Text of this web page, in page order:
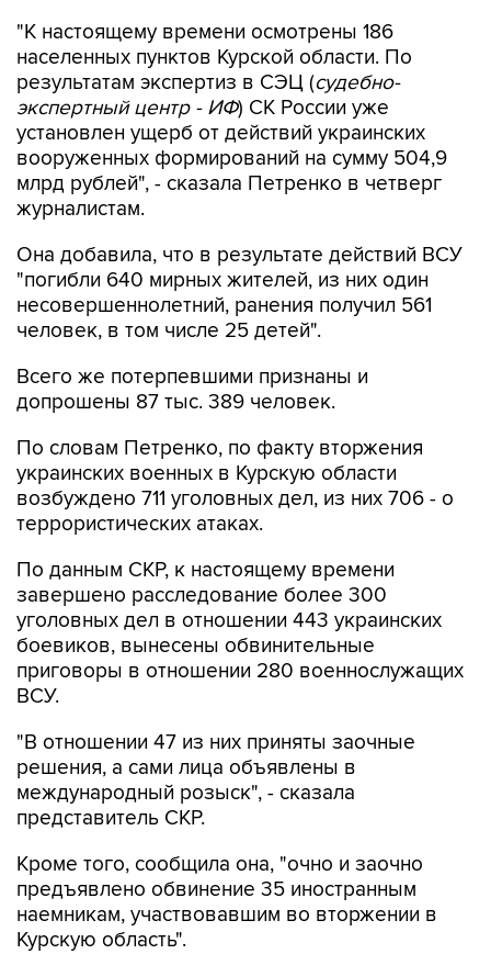
"К настоящему времени осмотрены 186
населенных пунктов Курской области. По
результатам экспертиз в СЭЦ (судебно-
экспертный центр - ИФ) СК России уже
установлен ущерб от действий украинских
вооруженных формирований на сумму 504,9
млрд рублей", - сказала Петренко в четверг
журналистам.
Она добавила, что в результате действий ВСУ
"погибли 640 мирных жителей, из них один
несовершеннолетний, ранения получил 561
человек, в том числе 25 детей".
Всего же потерпевшими признаны и
допрошены 87 тыс. 389 человек.
По словам Петренко, по факту вторжения
украинских военных в Курскую области
возбуждено 711 уголовных дел, из них 706 - о
террористических атаках.
По данным СКР, к настоящему времени
завершено расследование более 300
уголовных дел в отношении 443 украинских
боевиков, вынесены обвинительные
приговоры в отношении 280 военнослужащих
ВСУ.
"В отношении 47 из них приняты заочные
решения, а сами лица объявлены в
международный розыск", - сказала
представитель СКР.
Кроме того, сообщила она, "очно и заочно
предъявлено обвинение 35 иностранным
наемникам, участвовавшим во вторжении в
Курскую область".